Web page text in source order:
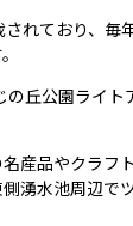
れており、毎
丘公園ライト
産品やクラフ
湧水池周辺で